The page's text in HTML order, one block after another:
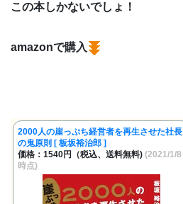
この本しかないでしょ！
amazonで購入
2000人の崖っぷち経営者を再生させた社長
の鬼原則 [ 板坂裕治郎 ]
価格：1540円（税込、送料無料) (2021/1/8
時点)